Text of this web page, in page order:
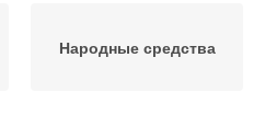
Народные средства